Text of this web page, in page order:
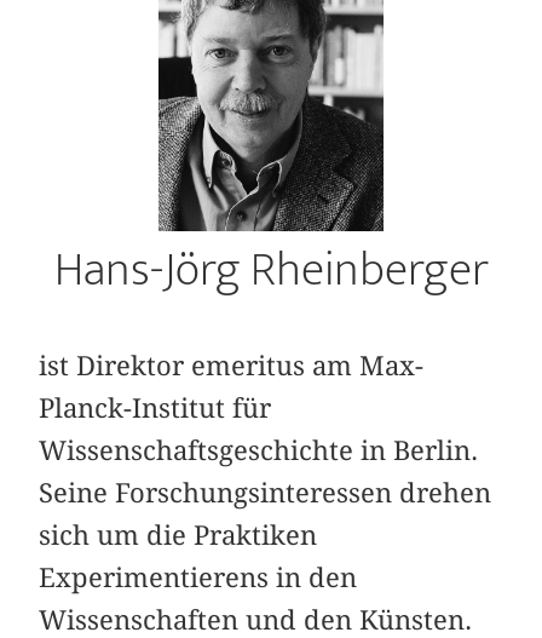
Hans-Jörg Rheinberger
ist Direktor emeritus am Max-
Planck-Institut für
Wissenschaftsgeschichte in Berlin.
Seine Forschungsinteressen drehen
sich um die Praktiken
Experimentierens in den
Wissenschaften und den Künsten.